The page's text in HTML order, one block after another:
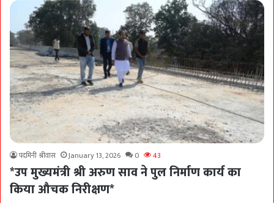
पदमिनी श्रीवास January 13, 2026 0 43
*उप मुख्यमंत्री श्री अरुण साव ने पुल निर्माण कार्य का
किया औचक निरीक्षण*